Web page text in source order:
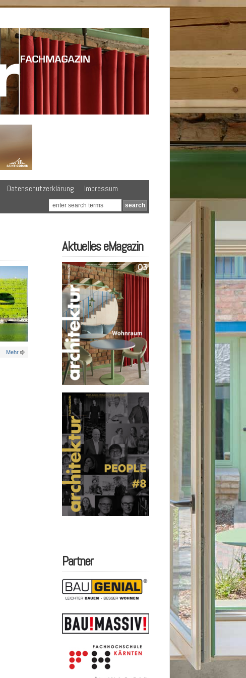
Datenschutzerklärung Impressum
Mehr
Aktuelles eMagazin
Partner